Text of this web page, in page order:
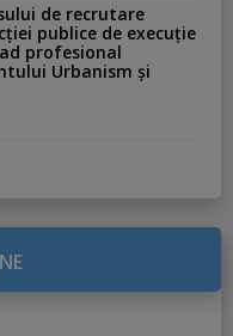
de recrutare
publice de execuție
profesional
Urbanism și